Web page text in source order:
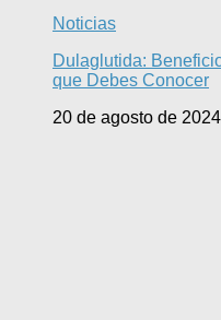
Noticias
Dulaglutida:
que Debes Conocer
20 de agosto de 2024